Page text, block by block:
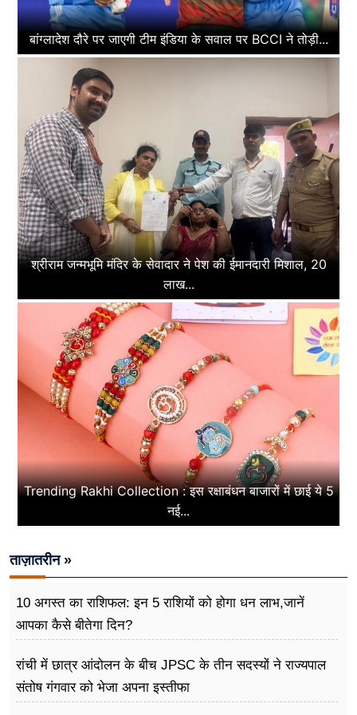
बांग्लादेश दौरे पर जाएगी टीम इंडिया के सवाल पर BCCI ने तोड़ी...
श्रीराम जन्मभूमि मंदिर के सेवादार ने पेश की ईमानदारी मिशाल, 20
लाख...
Trending Rakhi Collection : इस रक्षाबंधन बाजारों में छाई ये 5
नई...
ताज़ातरीन »
10 अगस्त का राशिफल: इन 5 राशियों को होगा धन लाभ,जानें
आपका कैसे बीतेगा दिन?
रांची में छात्र आंदोलन के बीच JPSC के तीन सदस्यों ने राज्यपाल
संतोष गंगवार को भेजा अपना इस्तीफा